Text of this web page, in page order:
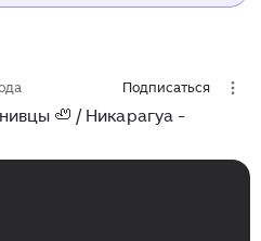
Подписаться
🦥 / Никарагуа -